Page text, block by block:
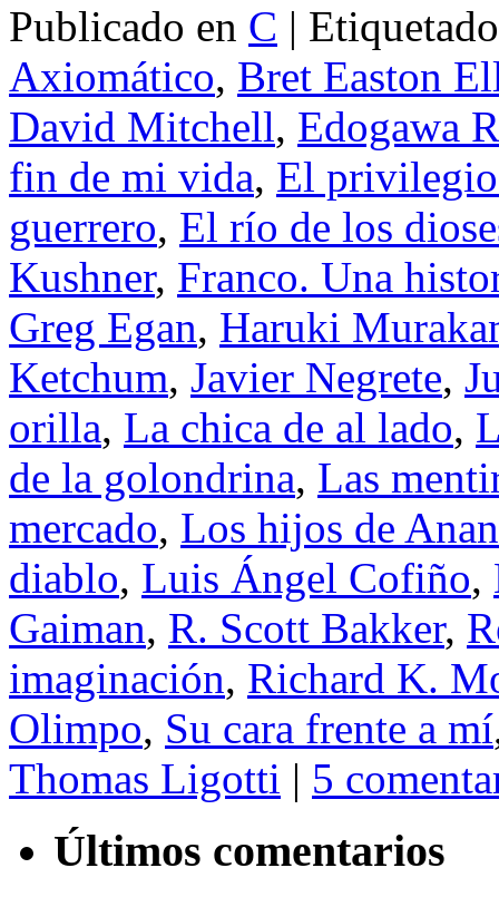
Publicado en C | Etiquetado
Axiomático, Bret Easton
David Mitchell, Edogawa
fin de mi vida, El privilegio
guerrero, El río de los
Kushner, Franco. Una
Greg Egan, Haruki
Ketchum, Javier Negrete,
orilla, La chica de al lado,
de la golondrina, Las
mercado, Los hijos de
diablo, Luis Ángel Cofiño,
Gaiman, R. Scott Bakker,
imaginación, Richard K.
Olimpo, Su cara frente a mí
Thomas Ligotti | 5
Últimos comentarios